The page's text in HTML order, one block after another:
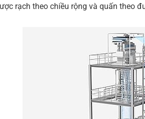
rạch theo chiều rộng và quấn theo